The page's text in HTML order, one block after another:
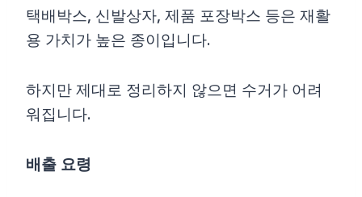
택배박스, 신발상자, 제품 포장박스 등은 재활
용 가치가 높은 종이입니다.
하지만 제대로 정리하지 않으면 수거가 어려
워집니다.
배출 요령